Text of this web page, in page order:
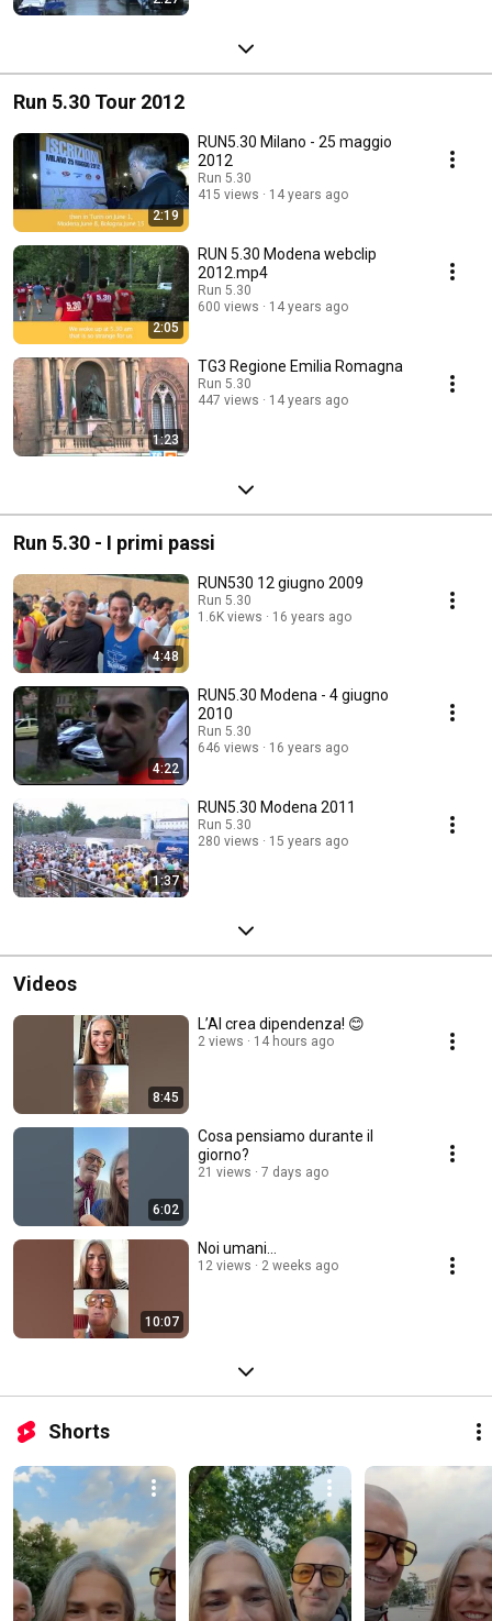
Run 5.30 Tour 2012
2:19
RUN5.30 Milano - 25 maggio
2012
Run 5.30
415 views
14 years ago
2:05
RUN 5.30 Modena webclip
2012.mp4
Run 5.30
600 views
14 years ago
1:23
TG3 Regione Emilia Romagna
Run 5.30
447 views
14 years ago
Run 5.30 - I primi passi
4:48
RUN530 12 giugno 2009
Run 5.30
1.6K views
16 years ago
4:22
RUN5.30 Modena - 4 giugno
2010
Run 5.30
646 views
16 years ago
1:37
RUN5.30 Modena 2011
Run 5.30
280 views
15 years ago
Videos
8:45
L’AI crea dipendenza! 😊
2 views 14 hours ago
6:02
Cosa pensiamo durante il
giorno?
21 views 7 days ago
10:07
Noi umani…
12 views 2 weeks ago
Shorts